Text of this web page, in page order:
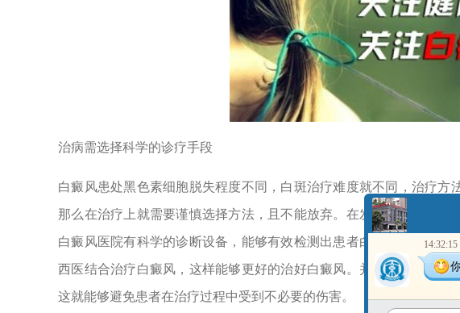
治病需选择科学的诊疗手段
白癜风患处黑色素细胞脱失程度不同，白斑治疗难度就不同，治疗方
那么在治疗上就需要谨慎选择方法，且不能放弃。在发现自己身上有
白癜风医院有科学的诊断设备，能够有效检测出患者白斑的类型、病
西医结合治疗白癜风，这样能够更好的治好白癜风。并且医院在治疗
这就能够避免患者在治疗过程中受到不必要的伤害。
14:32:15